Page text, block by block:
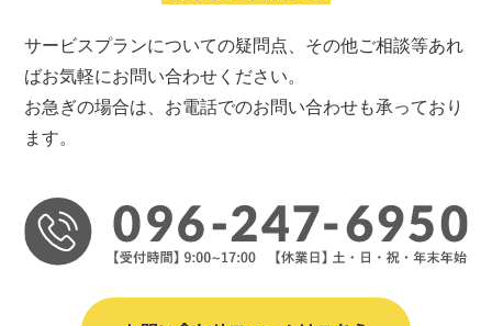
操縦者郵便番号（ハイフン無しで入力してください）：
〒
操縦者住所：
無人航空機操縦技能証明（国家ライセンス）※民間の操縦ライ
サービスプランについての疑問点、その他ご相談等あれ
ばお気軽にお問い合わせください。
お急ぎの場合は、お電話でのお問い合わせも承っており
ます。